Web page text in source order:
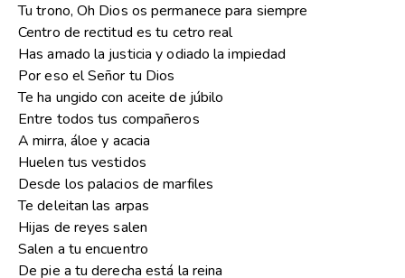
Tu trono, Oh Dios os permanece para siempre
Centro de rectitud es tu cetro real
Has amado la justicia y odiado la impiedad
Por eso el Señor tu Dios
Te ha ungido con aceite de júbilo
Entre todos tus compañeros
A mirra, áloe y acacia
Huelen tus vestidos
Desde los palacios de marfiles
Te deleitan las arpas
Hijas de reyes salen
Salen a tu encuentro
De pie a tu derecha está la reina